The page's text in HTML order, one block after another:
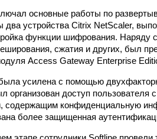
основные работы по
устройства Citrix NetScaler,
функции шифрования. Наряду
сжатия и других, был
Access Gateway Enterprise
усилена с помощью
организован доступ пользователя
содержащим конфиденциальную
более защищенная